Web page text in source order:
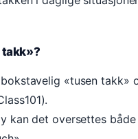
takk»?
«tusen takk»
kan det oversettes